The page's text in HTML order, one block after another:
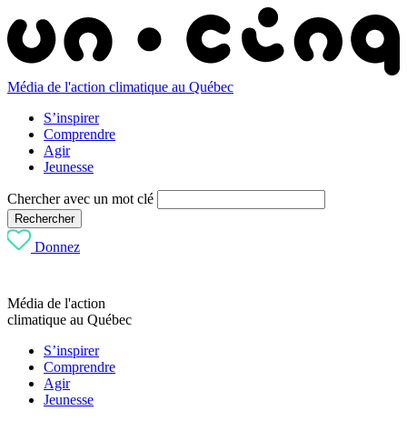
Média de l'action climatique au Québec
S’inspirer
Comprendre
Agir
Jeunesse
Chercher avec un mot clé
Rechercher
Donnez
Média de l'action
climatique au Québec
S’inspirer
Comprendre
Agir
Jeunesse